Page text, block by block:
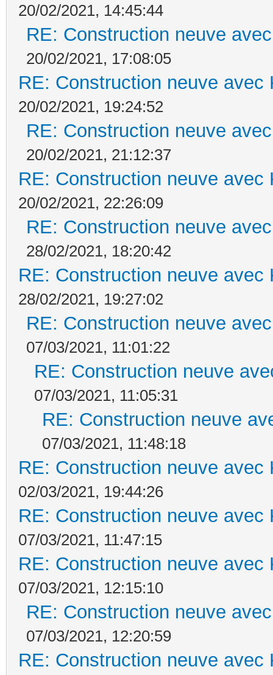
20/02/2021, 14:45:44
RE: Construction neuve
20/02/2021, 17:08:05
RE: Construction neuve avec
20/02/2021, 19:24:52
RE: Construction neuve
20/02/2021, 21:12:37
RE: Construction neuve avec
20/02/2021, 22:26:09
RE: Construction neuve
28/02/2021, 18:20:42
RE: Construction neuve avec
28/02/2021, 19:27:02
RE: Construction neuve
07/03/2021, 11:01:22
RE: Construction neuve
07/03/2021, 11:05:31
RE: Construction neuve
07/03/2021, 11:48:18
RE: Construction neuve avec
02/03/2021, 19:44:26
RE: Construction neuve avec
07/03/2021, 11:47:15
RE: Construction neuve avec
07/03/2021, 12:15:10
RE: Construction neuve
07/03/2021, 12:20:59
RE: Construction neuve avec